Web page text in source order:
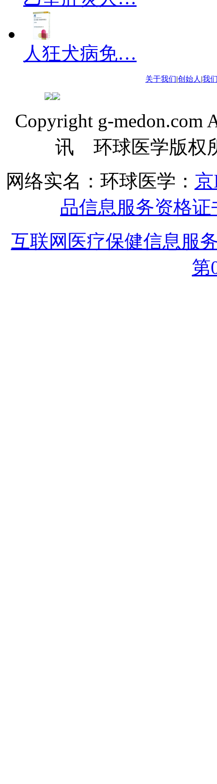
人狂犬病免…
关于我们|创始人 |我
Copyright g-medon.com
讯 环球医学版权
网络实名：环球医学：
品信息服务资格证
互联网医疗保健信息服
第